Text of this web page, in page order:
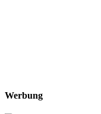
Werbung